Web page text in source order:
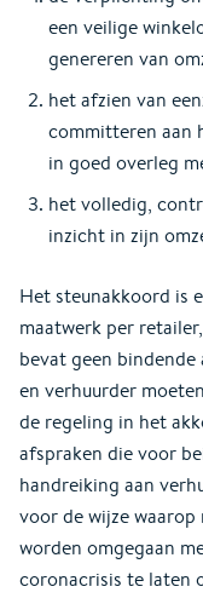
een veilige
genereren van
het afzien van
committeren aan
in goed overleg
het volledig,
inzicht in zijn
Het steunakkoord is
maatwerk per
bevatgeen
en verhuurder
de regeling in het
afspraken die voor
handreiking aan
voor de wijze
worden omgegaan
coronacrisis te laten